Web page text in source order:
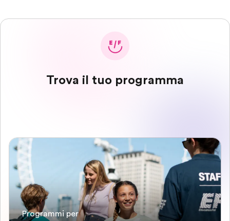
Trova il tuo programma
Programmi per